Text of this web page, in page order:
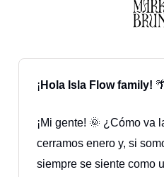
¡ Hola Isla Flow family!
¡Mi gente! 🌞 ¿Cómo va
cerramos enero y, si
siempre se siente como